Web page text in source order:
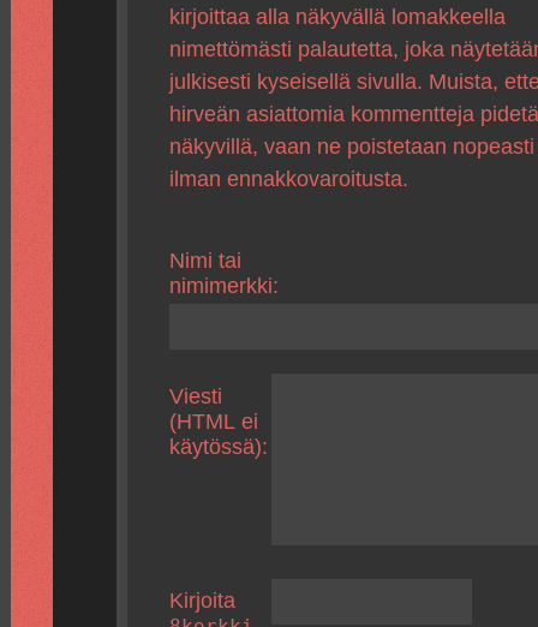
kirjoittaa alla näkyvällä lomakkeella
nimettömästi palautetta, joka
julkisesti kyseisellä sivulla. Muista,
hirveän asiattomia kommentteja pidetä
näkyvillä, vaan ne poistetaan
ilman ennakkovaroitusta.
Nimi tai
nimimerkki:
Viesti
(HTML ei
käytössä):
Kirjoita